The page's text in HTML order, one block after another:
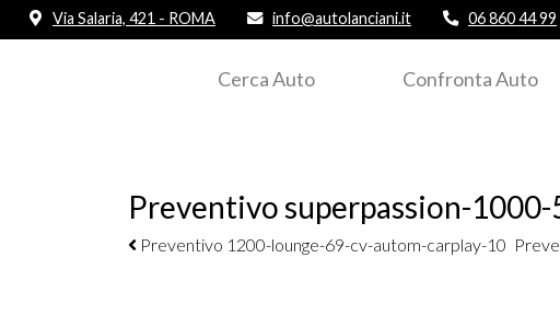
Via Salaria, 421 - ROMA info@autolanciani.it 06 860 44 99
Cerca Auto Confronta Auto
Preventivo superpassion-
Navigazione elementi
Preventivo 1200-lounge-69-cv-autom-carplay-10